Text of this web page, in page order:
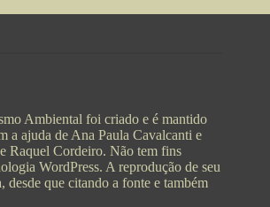
Ambiental foi criado e é mantido
a ajuda de Ana Paula Cavalcanti e
Raquel Cordeiro. Não tem fins
WordPress. A reprodução de seu
desde que citando a fonte e também